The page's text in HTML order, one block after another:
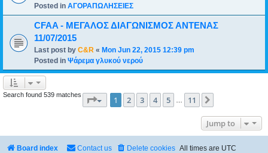
Posted in ΑΓΟΡΑΠΩΛΗΣΕΙΕΣ
CFAA - ΜΕΓΑΛΟΣ ΔΙΑΓΩΝΙΣΜΟΣ ΑΝΤΕΝΑΣ
11/07/2015
Last post by C&R « Mon Jun 22, 2015 12:39 pm
Posted in Ψάρεμα γλυκού νερού
Search found 539 matches Page of 11
1 2 3 4 5 11
Jump to
Board index All times are UTC
Delete cookies
Contact us